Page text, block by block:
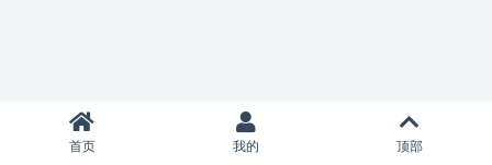
首页 我的 顶部